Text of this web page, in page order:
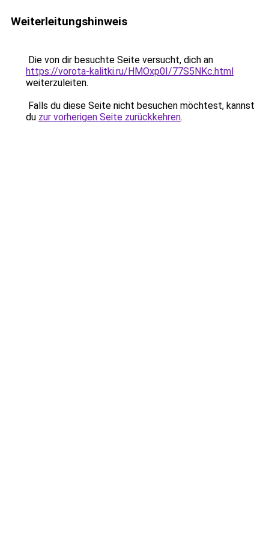
Weiterleitungshinweis
Die von dir besuchte Seite versucht, dich an
https://vorota-kalitki.ru/HMOxp0I/77S5NKc.html
weiterzuleiten.
Falls du diese Seite nicht besuchen möchtest, kannst
du zur vorherigen Seite zurückkehren.